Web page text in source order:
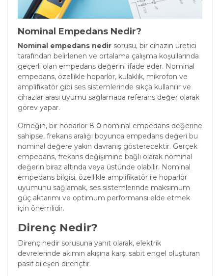
Nominal Empedans Nedir?
Nominal empedans nedir sorusu, bir cihazın üretici
tarafından belirlenen ve ortalama çalışma koşullarında
geçerli olan empedans değerini ifade eder. Nominal
empedans, özellikle hoparlör, kulaklık, mikrofon ve
amplifikatör gibi ses sistemlerinde sıkça kullanılır ve
cihazlar arası uyumu sağlamada referans değer olarak
görev yapar.
Örneğin, bir hoparlör 8 Ω nominal empedans değerine
sahipse, frekans aralığı boyunca empedans değeri bu
nominal değere yakın davranış gösterecektir. Gerçek
empedans, frekans değişimine bağlı olarak nominal
değerin biraz altında veya üstünde olabilir. Nominal
empedans bilgisi, özellikle amplifikatör ile hoparlör
uyumunu sağlamak, ses sistemlerinde maksimum
güç aktarımı ve optimum performansı elde etmek
için önemlidir.
Direnç Nedir?
Direnç nedir sorusuna yanıt olarak, elektrik
devrelerinde akımın akışına karşı sabit engel oluşturan
pasif bileşen dirençtir.